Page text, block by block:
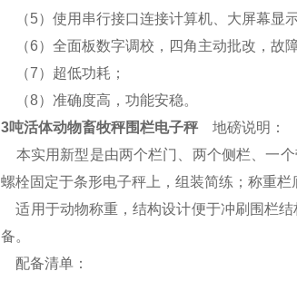
（5）使用串行接口连接计算机、大屏幕显
（6）全面板数字调校，四角主动批改，故
（7）超低功耗；
（8）准确度高，功能安稳。
3吨活体动物畜牧秤围栏电子秤地磅说明：
本实用新型是由两个栏门、两个侧栏、一
螺栓固定于条形电子秤上，组装简练；称重
适用于动物称重，结构设计便于冲刷围栏
备。
配备清单：